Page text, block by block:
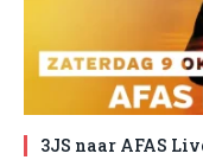
3JS naar AFAS